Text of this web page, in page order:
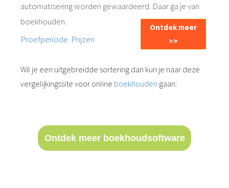
automatisering worden gewaardeerd. Daar ga je van
boekhouden.
Proefperiode Prijzen
Ontdek meer
>>
Wil je een uitgebreidde sortering dan kun je naar deze
vergelijkingssite voor online boekhouden gaan:
Ontdek meer boekhoudsoftware